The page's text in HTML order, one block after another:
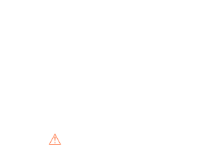
⚠